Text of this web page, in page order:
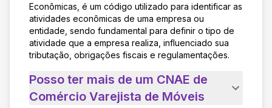
Econômicas, é um código utilizado para identificar as
atividades econômicas de uma empresa ou
entidade, sendo fundamental para definir o tipo de
atividade que a empresa realiza, influenciado sua
tributação, obrigações fiscais e regulamentações.
Posso ter mais de um CNAE de
Comércio Varejista de Móveis